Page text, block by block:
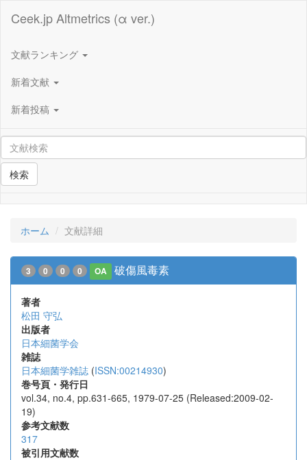
Ceek.jp Altmetrics (α ver.)
文献ランキング
新着文献
新着投稿
検索
ホーム 文献詳細
3 0 0 0 OA 破傷風毒素
著者
松田 守弘
出版者
日本細菌学会
雑誌
日本細菌学雑誌 (ISSN:00214930)
巻号頁・発行日
vol.34, no.4, pp.631-665, 1979-07-25 (Released:2009-02-
19)
参考文献数
317
被引用文献数